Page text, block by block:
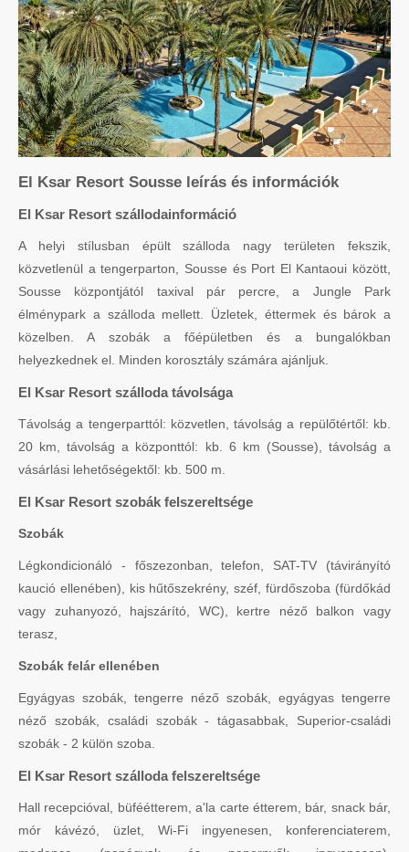
El Ksar Resort Sousse leírás és információk
El Ksar Resort szállodainformáció
A helyi stílusban épült szálloda nagy területen fekszik,
közvetlenül a tengerparton, Sousse és Port El Kantaoui között,
Sousse központjától taxival pár percre, a Jungle Park
élménypark a szálloda mellett. Üzletek, éttermek és bárok a
közelben. A szobák a főépületben és a bungalókban
helyezkednek el. Minden korosztály számára ajánljuk.
El Ksar Resort szálloda távolsága
Távolság a tengerparttól: közvetlen, távolság a repülőtértől: kb.
20 km, távolság a központtól: kb. 6 km (Sousse), távolság a
vásárlási lehetőségektől: kb. 500 m.
El Ksar Resort szobák felszereltsége
Szobák
Légkondicionáló - főszezonban, telefon, SAT-TV (távirányító
kaució ellenében), kis hűtőszekrény, széf, fürdőszoba (fürdőkád
vagy zuhanyozó, hajszárító, WC), kertre néző balkon vagy
terasz,
Szobák felár ellenében
Egyágyas szobák, tengerre néző szobák, egyágyas tengerre
néző szobák, családi szobák - tágasabbak, Superior-családi
szobák - 2 külön szoba.
El Ksar Resort szálloda felszereltsége
Hall recepcióval, büféétterem, a'la carte étterem, bár, snack bár,
mór kávézó, üzlet, Wi-Fi ingyenesen, konferenciaterem,